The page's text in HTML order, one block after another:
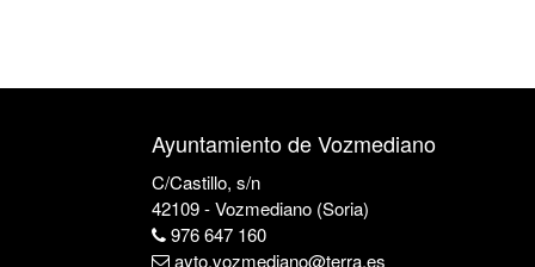
Ayuntamiento de Vozmediano
C/Castillo, s/n
42109 - Vozmediano (Soria)
976 647 160
ayto.vozmediano@terra.es